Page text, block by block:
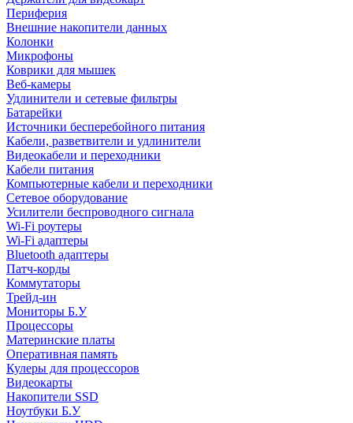
Периферия
Внешние накопители данных
Колонки
Микрофоны
Коврики для мышек
Веб-камеры
Удлинители и сетевые фильтры
Батарейки
Источники бесперебойного питания
Кабели, разветвители и удлинители
Видеокабели и переходники
Кабели питания
Компьютерные кабели и переходники
Сетевое оборудование
Усилители беспроводного сигнала
Wi-Fi роутеры
Wi-Fi адаптеры
Bluetooth адаптеры
Патч-корды
Коммутаторы
Трейд-ин
Мониторы Б.У
Процессоры
Материнские платы
Оперативная память
Кулеры для процессоров
Видеокарты
Накопители SSD
Ноутбуки Б.У